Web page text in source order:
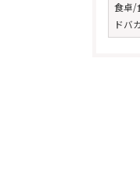
食卓/
ドバ